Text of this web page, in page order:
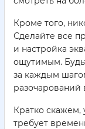
Кроме того,
Сделайте все
и настройка
ощутимым.
за каждым
разочарований
Кратко скажем,
требует